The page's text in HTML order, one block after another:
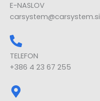
E-NASLOV
carsystem@carsystem.si
TELEFON
+386 4 23 67 255